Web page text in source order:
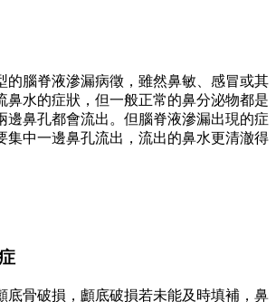
的腦脊液滲漏病徵，雖然鼻敏、感冒或其
鼻水的症狀，但一般正常的鼻分泌物都是
邊鼻孔都會流出。但腦脊液滲漏出現的症
集中一邊鼻孔流出，流出的鼻水更清澈得
底骨破損，顱底破損若未能及時填補，鼻